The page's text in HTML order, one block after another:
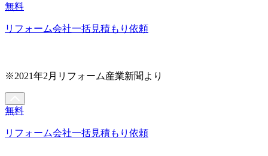
無料
リフォーム会社一括見積もり依頼
※2021年2月リフォーム産業新聞より
無料
リフォーム会社一括見積もり依頼